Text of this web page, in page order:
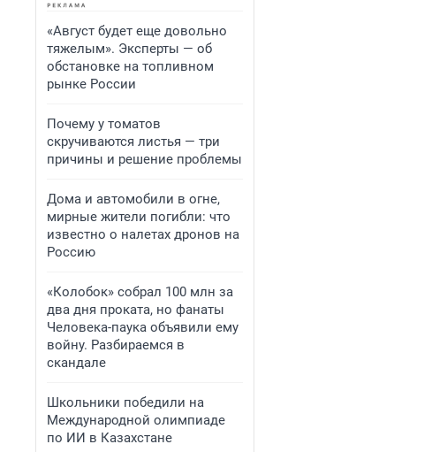
«Август будет еще довольно
тяжелым». Эксперты — об
обстановке на топливном
рынке России
Почему у томатов
скручиваются листья — три
причины и решение проблемы
Дома и автомобили в огне,
мирные жители погибли: что
известно о налетах дронов на
Россию
«Колобок» собрал 100 млн за
два дня проката, но фанаты
Человека-паука объявили ему
войну. Разбираемся в
скандале
Школьники победили на
Международной олимпиаде
по ИИ в Казахстане